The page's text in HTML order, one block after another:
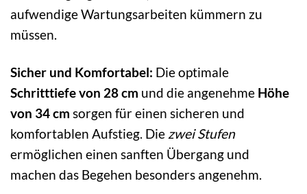
aufwendige Wartungsarbeiten kümmern zu
müssen.
Sicher und Komfortabel: Die optimale
Schritttiefe von 28 cm und die angenehme Höhe
von 34 cm sorgen für einen sicheren und
komfortablen Aufstieg. Die zwei Stufen
ermöglichen einen sanften Übergang und
machen das Begehen besonders angenehm.